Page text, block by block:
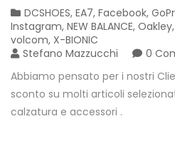
DCSHOES, EA7, Facebook,
Instagram, NEW BALANCE, Oakley,
volcom, X-BIONIC
Stefano Mazzucchi
0
Abbiamo pensato per i nostri
sconto su molti articoli
calzatura e accessori .